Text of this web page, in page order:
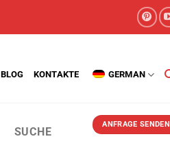
BLOG KONTAKTE GERMAN
ANFRAGE SENDEN
SUCHE